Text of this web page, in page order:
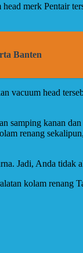
merk Pentair
Banten
vacuum head
kanan
renang
Jadi, Anda
kolam renang